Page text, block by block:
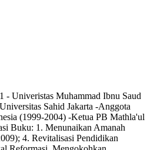
Univeristas Muhammad Ibnu Saud
Sahid Jakarta -Anggota
(1999-2004) -Ketua PB Mathla'ul
Buku: 1. Menunaikan Amanah
4. Revitalisasi Pendidikan